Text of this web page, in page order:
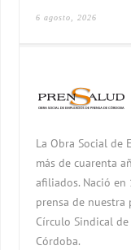
6 agosto, 2026
La Obra Social de
más de cuarenta
afiliados. Nació
prensa de nuestra
Círculo Sindical
Córdoba.